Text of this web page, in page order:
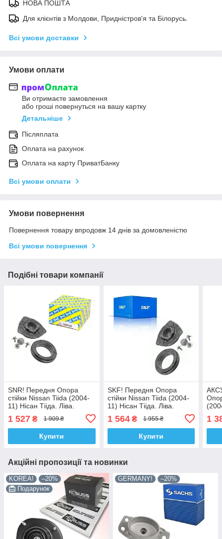
НОВА ПОШТА
Для клієнтів з Молдови, Придністров'я та Білорусь.
Всі умови доставки
Умови оплати
Ви отримаєте замовлення
або гроші повернуться на вашу картку
Детальніше
Післяплата
Оплата на рахунок
Оплата на карту ПриватБанку
Всі умови оплати
Умови повернення
Повернення товару впродовж 14 днів за домовленістю
Всі умови повернення
Подібні товари компанії
SNR! Передня Опора
стійки Nissan Tiida (2004-
11) Нісан Тііда. Ліва.
KB655.46 , VKDA35638
1 527 ₴ 1 909 ₴
Купити
SKF! Передня Опора
стійки Nissan Tiida (2004-
11) Нісан Тііда. Ліва.
KB655.46 , VKDA35638
1 564₴ 1 955 ₴
Купити
1
Акційні пропозиції та новинки
KOREA!
–20%
Подарунок
GERMANY! –20%